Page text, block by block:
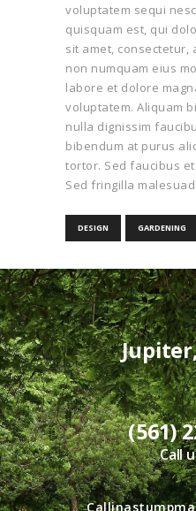
voluptatem sequi
quisquam est, qui
sit amet, consectetur,
non numquam eius
labore et dolore
voluptatem. Aliquam
nulla dignissim
bibendum at purus
tortor. Sed faucibus
Sed fringilla
DESIGN GARDENING
(561)
Call